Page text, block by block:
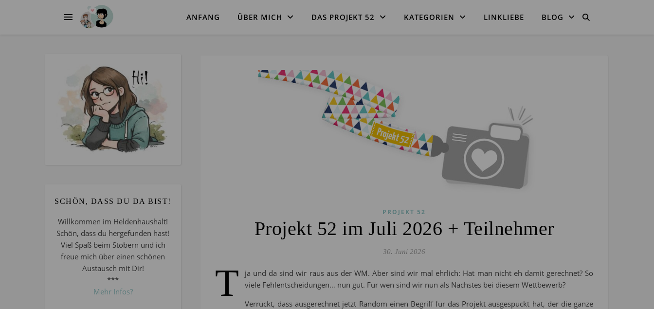
ANFANG ÜBER MICH DAS PROJEKT 52 KATEGORIEN LINKLIEBE BLOG
SCHÖN, DASS DU DA BIST!
Willkommen im Heldenhaushalt!
Schön, dass du hergefunden hast!
Viel Spaß beim Stöbern und ich
freue mich über einen schönen
Austausch mit Dir!
***
Mehr Infos?
PROJEKT 52
Projekt 52 im Juli 2026 + Teilnehmer
30. Juni 2026
T
ja und da sind wir raus aus der WM. Aber sind wir mal ehrlich: Hat man nicht eh damit gerechnet? So
viele Fehlentscheidungen… nun gut. Für wen sind wir nun als Nächstes bei diesem Wettbewerb?
Verrückt, dass ausgerechnet jetzt Random einen Begriff für das Projekt ausgespuckt hat, der die ganze